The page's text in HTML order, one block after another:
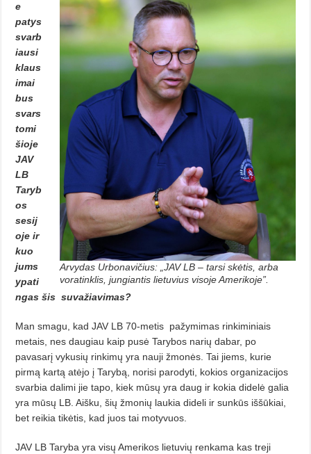
Arvydas Urbonavičius: „JAV LB – tarsi skėtis, arba
voratinklis, jungiantis lietuvius visoje Amerikoje”.
e
patys
svarb
iausi
klaus
imai
bus
svars
tomi
šioje
JAV
LB
Taryb
os
sesij
oje ir
kuo
jums
ypati
ngas šis suvažiavimas?
Man smagu, kad JAV LB 70-metis pažymimas rinkiminiais
metais, nes daugiau kaip pusė Tarybos narių dabar, po
pavasarį vykusių rinkimų yra nauji žmonės. Tai jiems, kurie
pirmą kartą atėjo į Tarybą, norisi parodyti, kokios organizacijos
svarbia dalimi jie tapo, kiek mūsų yra daug ir kokia didelė galia
yra mūsų LB. Aišku, šių žmonių laukia dideli ir sunkūs iššūkiai,
bet reikia tikėtis, kad juos tai motyvuos.
JAV LB Taryba yra visų Amerikos lietuvių renkama kas treji